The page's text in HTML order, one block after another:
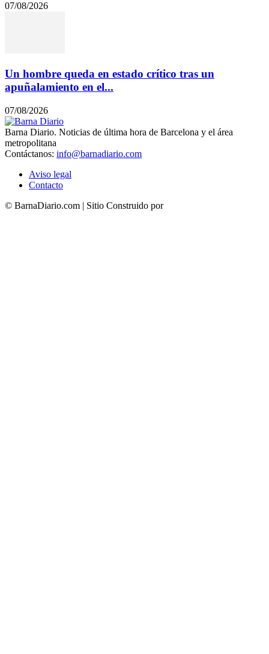
07/08/2026
Un hombre queda en estado crítico tras un
apuñalamiento en el...
07/08/2026
Barna Diario. Noticias de última hora de Barcelona y el área
metropolitana
Contáctanos: info@barnadiario.com
Aviso legal
Contacto
© BarnaDiario.com | Sitio Construido por